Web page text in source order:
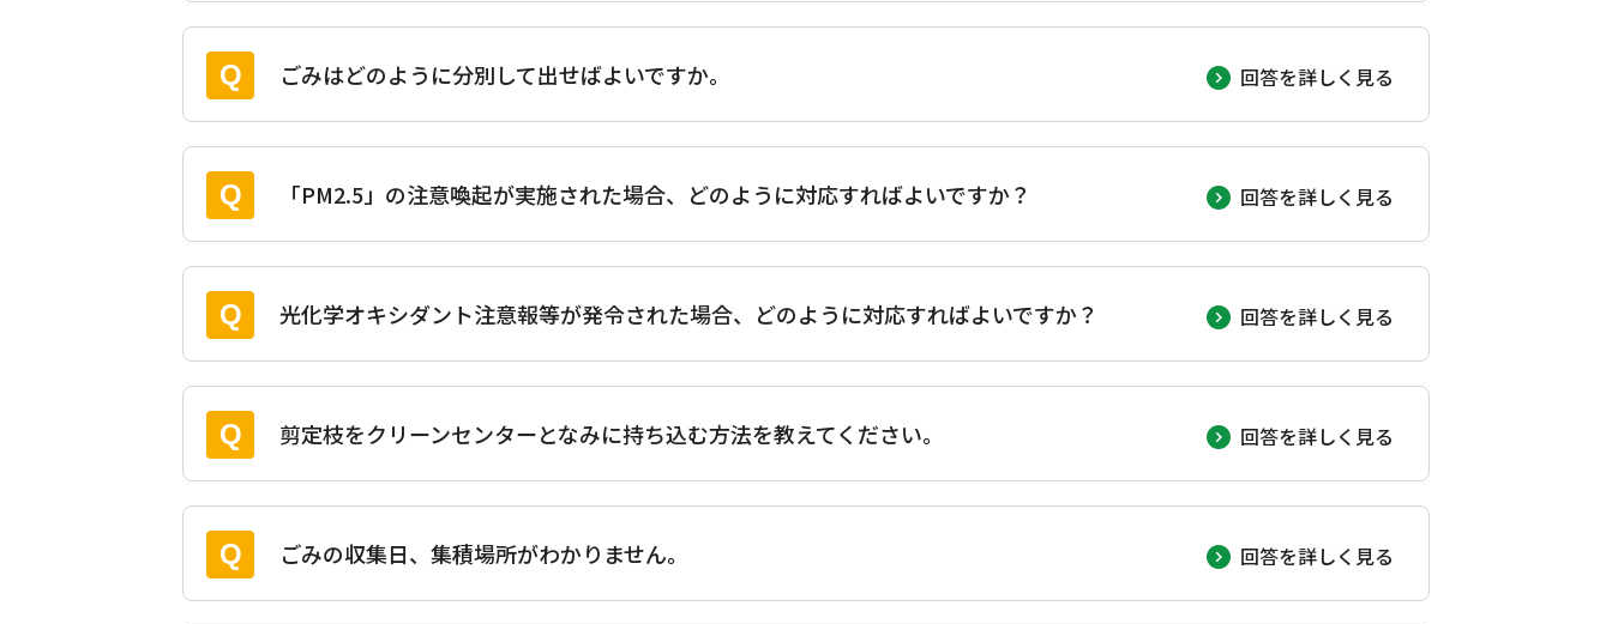
ごみはどのように分別して出せばよいですか。 回答を詳しく見る
「PM2.5」の注意喚起が実施された場合、どのように対応すればよいですか？ 回答を詳しく見る
光化学オキシダント注意報等が発令された場合、どのように対応すればよいですか？ 回答を詳しく見る
剪定枝をクリーンセンターとなみに持ち込む方法を教えてください。 回答を詳しく見る
ごみの収集日、集積場所がわかりません。 回答を詳しく見る